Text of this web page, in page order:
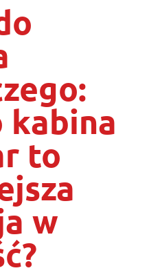
kabina
to
w